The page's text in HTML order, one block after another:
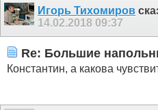
Игорь Тихомиров
14.02.2018 09:37
Re: Большие
Константин, а какова